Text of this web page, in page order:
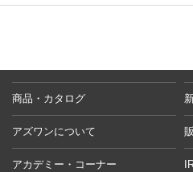
商品・カタログ
アズワンについて
アカデミー・コーナー